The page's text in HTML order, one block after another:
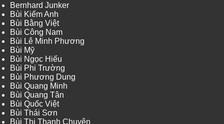
Bernhard Junker
Bùi Kiếm Anh
Bùi Bằng Việt
Bùi Công Nam
Bùi Lê Minh Phương
Bùi Mỹ
Bùi Ngọc Hiếu
Bùi Phi Trường
Bùi Phương Dung
Bùi Quang Minh
Bùi Quang Tân
Bùi Quốc Việt
Bùi Thái Sơn
Bùi Thị Thanh Chuyên